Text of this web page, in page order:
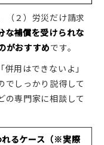
（２）労災だけ請求
な補償を受けられな
がおすすめです。
用はできないよ」
でしっかり説得して
の専門家に相談して
れるケース（※実際